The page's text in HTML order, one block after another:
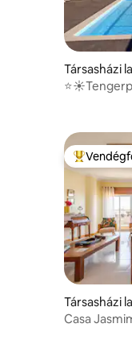
Társasházi
Kiemelt
Társasházi
Casa